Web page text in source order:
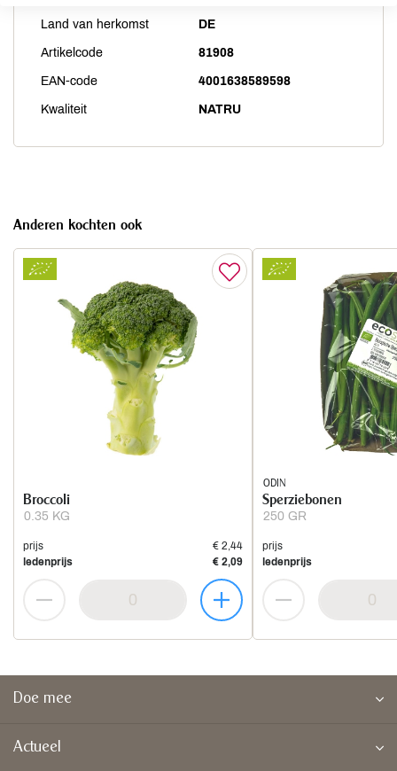
Land van herkomst DE
Artikelcode 81908
EAN-code 4001638589598
Kwaliteit NATRU
Anderen kochten ook
0.35 KG
Broccoli
prijs
€ 2,44
ledenprijs
€ 2,09
ODIN
250 GR
Sperziebonen
prijs
ledenprijs
Doe mee
Actueel